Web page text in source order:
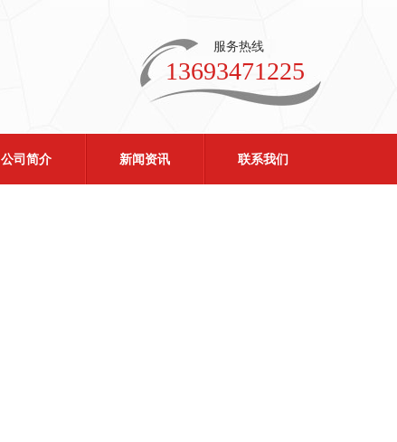
服务热线
13693471225
公司简介 新闻资讯 联系我们